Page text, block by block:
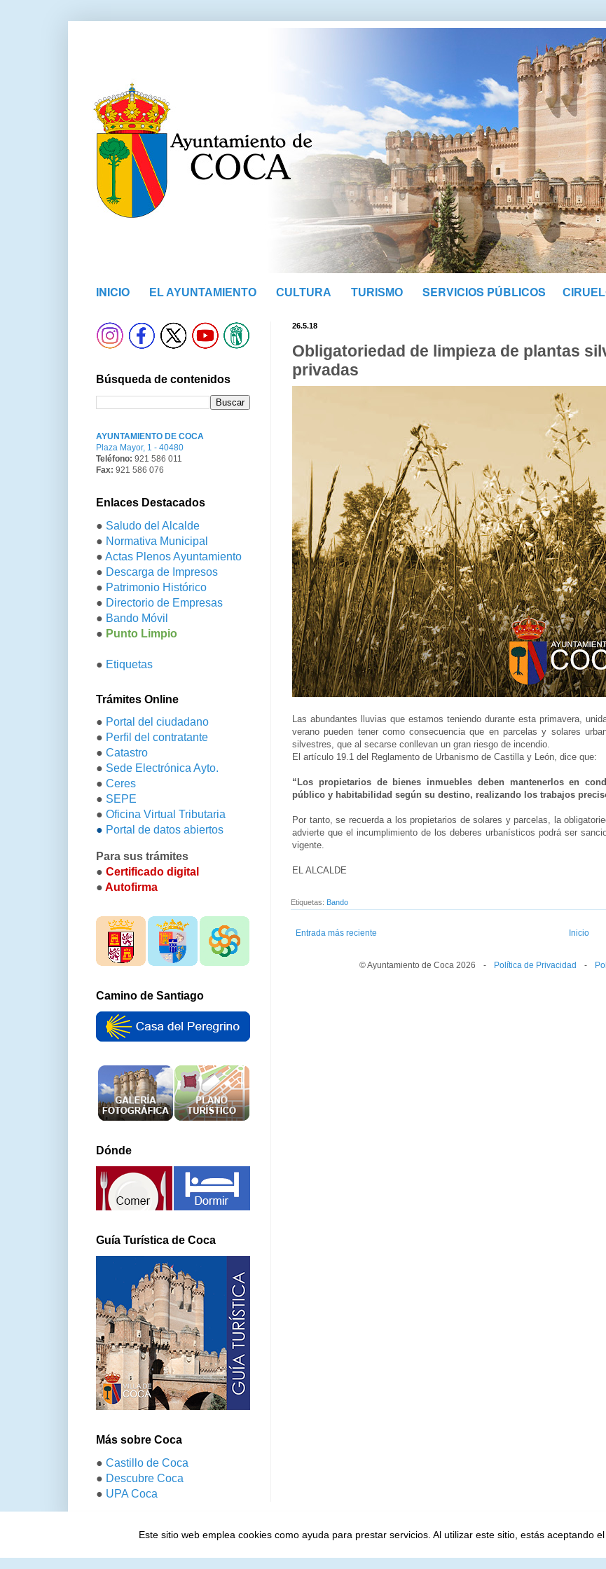
Este sitio web emplea cookies como ayuda para prestar servicios. Al utilizar este sitio, estás aceptando el
INICIO EL AYUNTAMIENTO CULTURA TURISMO SERVICIOS PÚBLICOS
26.5.18
Obligatoriedad de limpieza de plantas
privadas
Las abundantes lluvias que estamos teniendo durante esta primavera,
verano pueden tener como consecuencia que en parcelas y solares
silvestres, que al secarse conllevan un gran riesgo de incendio.
El artículo 19.1 del Reglamento de Urbanismo de Castilla y León, dice que:
“Los propietarios de bienes inmuebles deben mantenerlos en
público y habitabilidad según su destino, realizando los trabajos
Por tanto, se recuerda a los propietarios de solares y parcelas, la
advierte que el incumplimiento de los deberes urbanísticos podrá ser
vigente.
EL ALCALDE
Etiquetas: Bando
Entrada más reciente Inicio
© Ayuntamiento de Coca 2026 --- Política de Privacidad ---
Búsqueda de contenidos
AYUNTAMIENTO DE COCA
Plaza Mayor, 1 - 40480
Teléfono: 921 586 011
Fax: 921 586 076
Enlaces Destacados
● Saludo del Alcalde
● Normativa Municipal
● Actas Plenos Ayuntamiento
● Descarga de Impresos
● Patrimonio Histórico
● Directorio de Empresas
● Bando Móvil
● Punto Limpio
● Etiquetas
Trámites Online
● Portal del ciudadano
● Perfil del contratante
● Catastro
● Sede Electrónica Ayto.
● Ceres
● SEPE
● Oficina Virtual Tributaria
● Portal de datos abiertos
Para sus trámites
● Certificado digital
● Autofirma
Camino de Santiago
Dónde
Guía Turística de Coca
Más sobre Coca
● Castillo de Coca
● Descubre Coca
● UPA Coca